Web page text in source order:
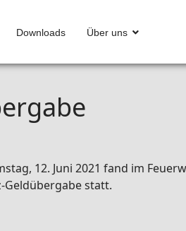
Downloads Über uns
12. Juni 2021 fand im
Geldübergabe statt.